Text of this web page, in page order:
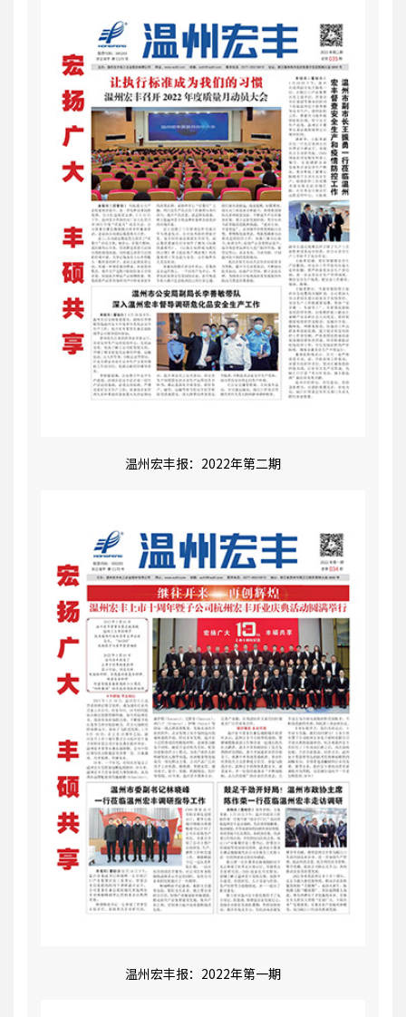
温州宏丰报：2022年第二期
温州宏丰报：2022年第一期